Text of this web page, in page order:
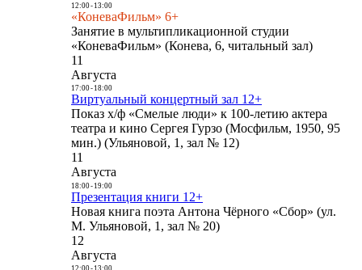
12:00- 13:00
«КоневаФильм» 6+
Занятие в мультипликационной студии
«КоневаФильм» (Конева, 6, читальный зал)
11
Августа
17:00- 18:00
Виртуальный концертный зал 12+
Показ х/ф «Смелые люди» к 100-летию актера
театра и кино Сергея Гурзо (Мосфильм, 1950, 95
мин.) (Ульяновой, 1, зал № 12)
11
Августа
18:00- 19:00
Презентация книги 12+
Новая книга поэта Антона Чёрного «Сбор» (ул.
М. Ульяновой, 1, зал № 20)
12
Августа